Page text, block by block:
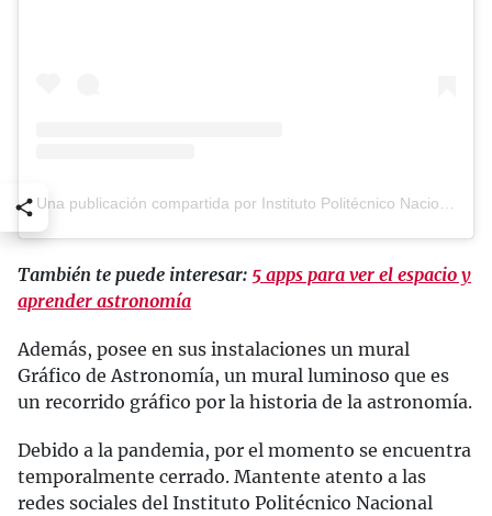
Una publicación compartida por Instituto Politécnico Nacional (@ipn_oficial)
También te puede interesar: 5 apps para ver el espacio y
aprender astronomía
Además, posee en sus instalaciones un mural
Gráfico de Astronomía, un mural luminoso que es
un recorrido gráfico por la historia de la astronomía.
Debido a la pandemia, por el momento se encuentra
temporalmente cerrado. Mantente atento a las
redes sociales del Instituto Politécnico Nacional